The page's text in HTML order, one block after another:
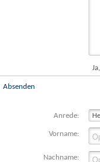
Absenden
Anrede:
Vorname:
Nachname: